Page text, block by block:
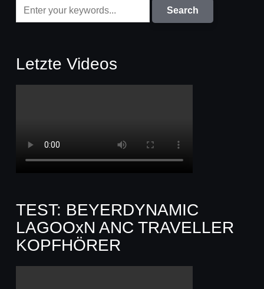
Letzte Videos
TEST: BEYERDYNAMIC
LAGOOxN ANC TRAVELLER
KOPFHÖRER